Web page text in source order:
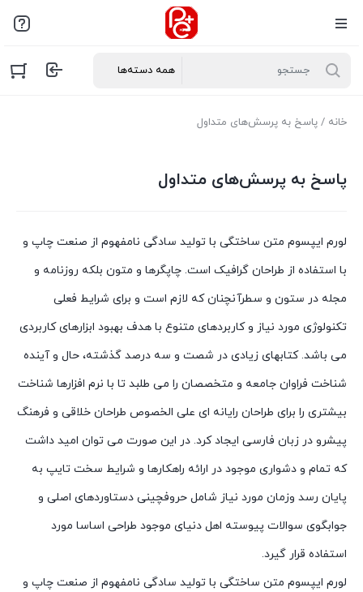
خانه / پاسخ به پرسش‌های متداول
پاسخ به پرسش‌های متداول
لورم ایپسوم متن ساختگی با تولید سادگی نامفهوم از صنعت چاپ و
با استفاده از طراحان گرافیک است. چاپگرها و متون بلکه روزنامه و
مجله در ستون و سطرآنچنان که لازم است و برای شرایط فعلی
تکنولوژی مورد نیاز و کاربردهای متنوع با هدف بهبود ابزارهای کاربردی
می باشد. کتابهای زیادی در شصت و سه درصد گذشته، حال و آینده
شناخت فراوان جامعه و متخصصان را می طلبد تا با نرم افزارها شناخت
بیشتری را برای طراحان رایانه ای علی الخصوص طراحان خلاقی و فرهنگ
پیشرو در زبان فارسی ایجاد کرد. در این صورت می توان امید داشت
که تمام و دشواری موجود در ارائه راهکارها و شرایط سخت تایپ به
پایان رسد وزمان مورد نیاز شامل حروفچینی دستاوردهای اصلی و
جوابگوی سوالات پیوسته اهل دنیای موجود طراحی اساسا مورد
استفاده قرار گیرد.
لورم ایپسوم متن ساختگی با تولید سادگی نامفهوم از صنعت چاپ و